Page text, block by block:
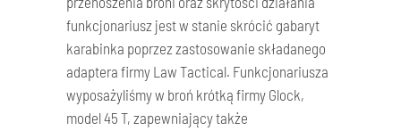
funkcjonariusz jest w stanie skrócić gabaryt
karabinka poprzez zastosowanie składanego
adaptera firmy Law Tactical. Funkcjonariusza
wyposażyliśmy w broń krótką firmy Glock,
model 45 T, zapewniający także